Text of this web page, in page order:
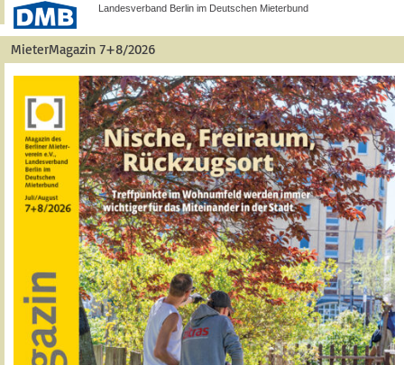
Landesverband Berlin im Deutschen Mieterbund
MieterMagazin 7+8/2026